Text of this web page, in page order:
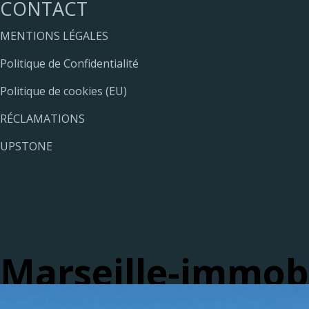
CONTACT
MENTIONS LÉGALES
Politique de Confidentialité
Politique de cookies (EU)
RÉCLAMATIONS
UPSTONE
Marseille-